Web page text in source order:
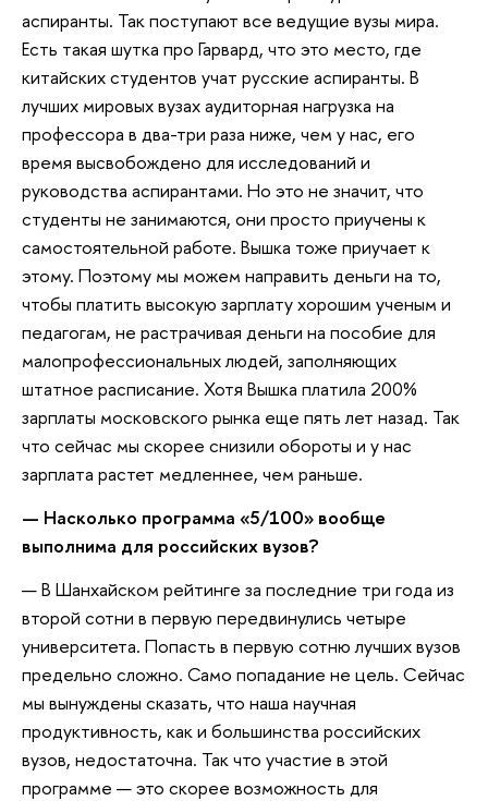
аспиранты. Так поступают все ведущие вузы мира.
Есть такая шутка про Гарвард, что это место, где
китайских студентов учат русские аспиранты. В
лучших мировых вузах аудиторная нагрузка на
профессора в два-три раза ниже, чем у нас, его
время высвобождено для исследований и
руководства аспирантами. Но это не значит, что
студенты не занимаются, они просто приучены к
самостоятельной работе. Вышка тоже приучает к
этому. Поэтому мы можем направить деньги на то,
чтобы платить высокую зарплату хорошим ученым и
педагогам, не растрачивая деньги на пособие для
малопрофессиональных людей, заполняющих
штатное расписание. Хотя Вышка платила 200%
зарплаты московского рынка еще пять лет назад. Так
что сейчас мы скорее снизили обороты и у нас
зарплата растет медленнее, чем раньше.
— Насколько программа «5/100» вообще
выполнима для российских вузов?
— В Шанхайском рейтинге за последние три года из
второй сотни в первую передвинулись четыре
университета. Попасть в первую сотню лучших вузов
предельно сложно. Само попадание не цель. Сейчас
мы вынуждены сказать, что наша научная
продуктивность, как и большинства российских
вузов, недостаточна. Так что участие в этой
программе — это скорее возможность для